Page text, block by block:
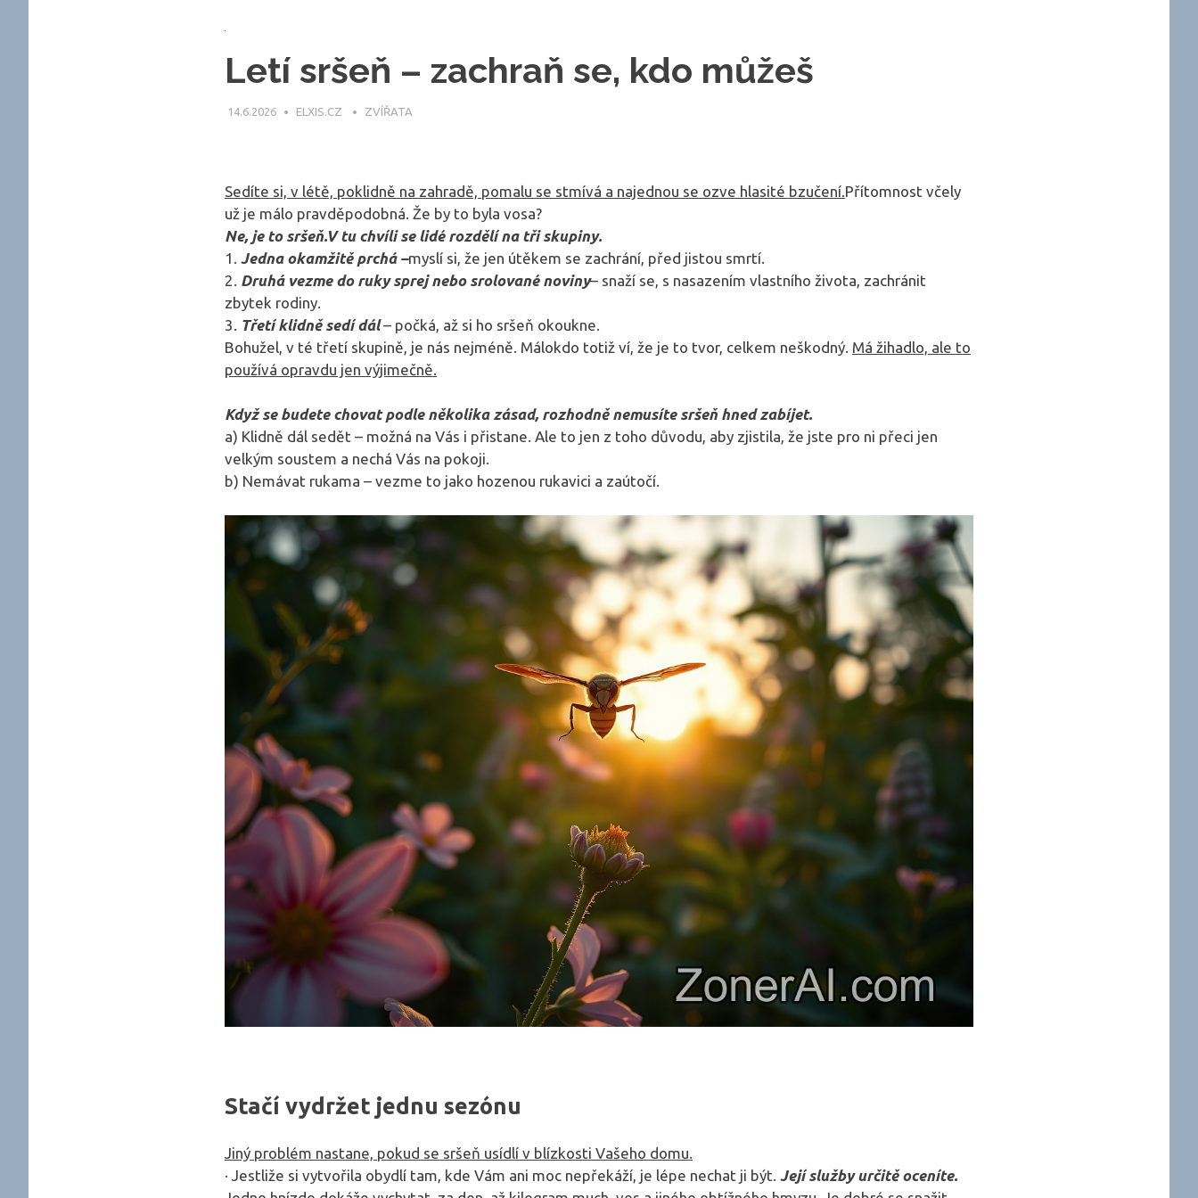
Letí sršeň – zachraň se, kdo můžeš
14.6.2026 ELXIS.CZ ZVÍŘATA
Sedíte si, v létě, poklidně na zahradě, pomalu se stmívá a najednou se ozve hlasité bzučení. Přítomnost včely
už je málo pravděpodobná. Že by to byla vosa?
Ne, je to sršeň.V tu chvíli se lidé rozdělí na tři skupiny.
1. Jedna okamžitě prchá –myslí si, že jen útěkem se zachrání, před jistou smrtí.
2. Druhá vezme do ruky sprej nebo srolované noviny– snaží se, s nasazením vlastního života, zachránit
zbytek rodiny.
3.
Třetí klidně sedí dál– počká, až si ho sršeň okoukne.
Bohužel, v té třetí skupině, je nás nejméně. Málokdo totiž ví, že je to tvor, celkem neškodný. Má žihadlo, ale to
používá opravdu jen výjimečně.
Když se budete chovat podle několika zásad, rozhodně nemusíte sršeň hned zabíjet.
a) Klidně dál sedět – možná na Vás i přistane. Ale to jen z toho důvodu, aby zjistila, že jste pro ni přeci jen
velkým soustem a nechá Vás na pokoji.
b) Nemávat rukama – vezme to jako hozenou rukavici a zaútočí.
Stačí vydržet jednu sezónu
Jiný problém nastane, pokud se sršeň usídlí v blízkosti Vašeho domu.
· Jestliže si vytvořila obydlí tam, kde Vám ani moc nepřekáží, je lépe nechat ji být. Její služby určitě oceníte.